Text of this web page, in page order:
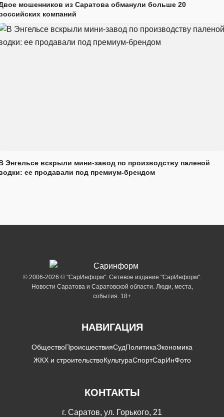
мошенников из Саратова обманули больше 20
компаний
Энгельсе вскрыли мини-завод по производству паленой
ее продавали под премиум-брендом
© 2006-2026 © "СарИнформ". Сетевое издание "СарИнформ".
Новости Саратова и Саратовской области. Люди, места,
события. 18+
НАВИГАЦИЯ
ОбществоПроисшествияСудПолитикаЭкономика
ЖКХ и строительствоКультураСпортСарИнФото
КОНТАКТЫ
г. Саратов, ул. Горького, 21